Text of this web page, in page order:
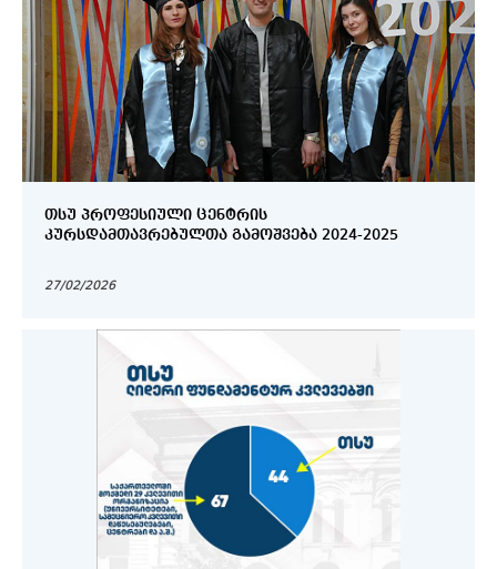
ᲗᲡᲣ ᲞᲠᲝᲤᲔᲡᲘᲣᲚᲘ ᲪᲔᲜᲢᲠᲘᲡ
ᲙᲣᲠᲡᲓᲐᲛᲗᲐᲕᲠᲔᲑᲣᲚᲗᲐ ᲒᲐᲛᲝᲨᲕᲔᲑᲐ 2024-2025
27/02/2026